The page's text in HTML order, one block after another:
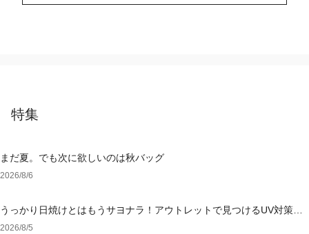
特集
まだ夏。でも次に欲しいのは秋バッグ
2026/8/6
うっかり日焼けとはもうサヨナラ！アウトレットで見つけるUV対策ウ
ェア
2026/8/5